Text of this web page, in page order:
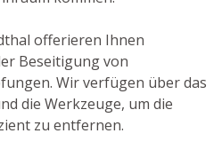
offerieren Ihnen
Beseitigung von
Wir verfügen über das
die Werkzeuge, um die
zu entfernen.